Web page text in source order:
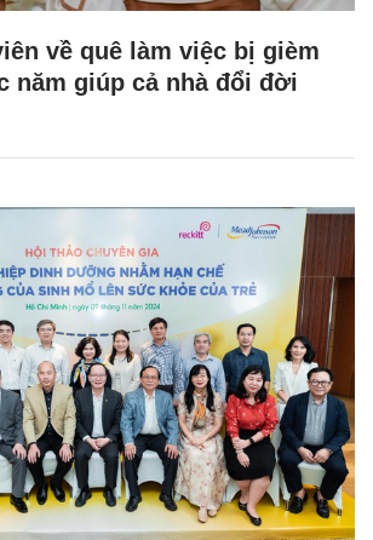
về quê làm việc bị gièm
năm giúp cả nhà đổi đời